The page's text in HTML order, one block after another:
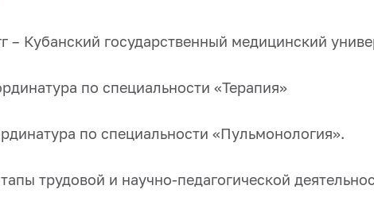
– Кубанский государственный медицинский
по специальности «Терапия»
по специальности «Пульмонология».
трудовой и научно-педагогической